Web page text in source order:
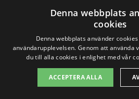
Sök efter en
professionell
takläggning i
Denna webbplats
cookies
Denna webbplats använder
användarupplevelsen. Genom att använda
du till alla cookies i enlighet med vår
ACCEPTERA ALLA